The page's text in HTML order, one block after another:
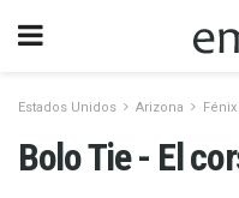
Estados Unidos Arizona Fénix
Bolo Tie - El